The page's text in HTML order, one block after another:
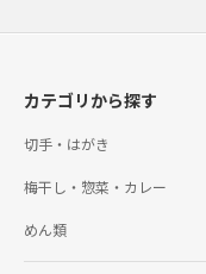
カテゴリから探す
切手・はがき
梅干し・惣菜・カレー
めん類